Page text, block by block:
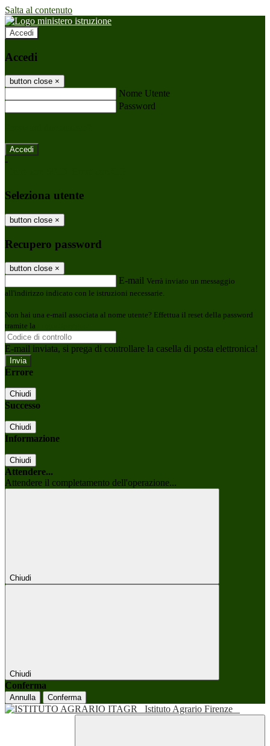
Salta al contenuto
Accedi
Accedi
button close ×
Nome Utente
Password
-
Seleziona utente
button close ×
Recupero password
button close ×
E-mail Verrà inviato un messaggio
all'indirizzo indicato con le istruzioni necessarie.
Non hai una e-mail associata al nome utente? Effettua il reset della password
tramite la
E-mail inviata, si prega di controllare la casella di posta elettronica!
Errore
Chiudi
Successo
Chiudi
Informazione
Chiudi
Attendere...
Attendere il completamento dell'operazione...
Chiudi
Chiudi
Conferma
Annulla Conferma
Istituto Agrario Firenze